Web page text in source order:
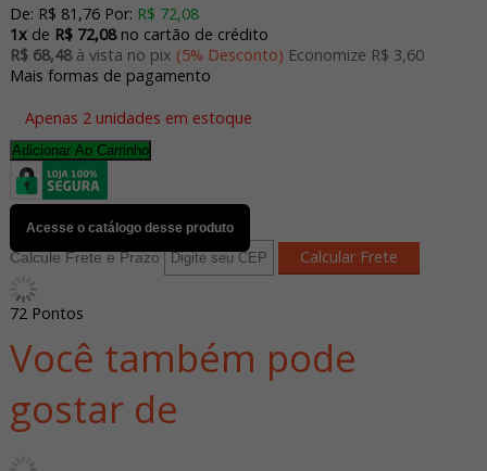
De: R$ 81,76 Por: R$ 72,08
1xde R$ 72,08 no cartão de crédito
R$ 68,48 à vista no pix (5% Desconto) Economize R$ 3,60
Mais formas de pagamento
Apenas 2 unidades em estoque
Adicionar Ao Carrinho
Acesse o catálogo desse produto
Calcule Frete e Prazo
72 Pontos
Você também pode
gostar de